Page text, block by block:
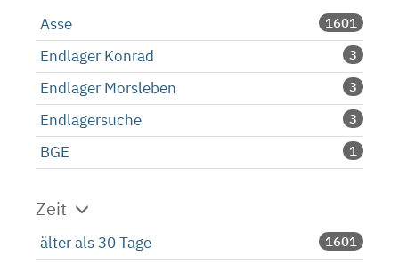
Asse 1601
Endlager Konrad 3
Endlager Morsleben 3
Endlagersuche 3
BGE 1
Zeit
älter als 30 Tage 1601